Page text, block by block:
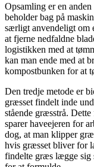
Opsamling er en
beholder bag på
særligt anvendeligt om
at fjerne nedfaldne
logistikken med at
kan man ende med at
kompostbunken for at
Den tredje metode er
græsset findelt inde
stående græsstrå.
sparer haveejeren for
dog, at man klipper
hvis græsset bliver for
findelte græs lægge sig